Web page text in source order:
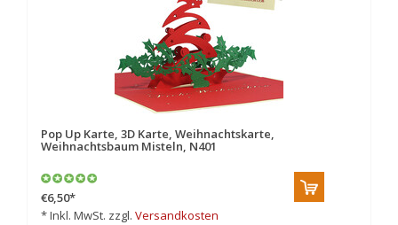
Pop Up Karte, 3D Karte, Weihnachtskarte,
Weihnachtsbaum Misteln, N401
€6,50*
* Inkl. MwSt. zzgl. Versandkosten